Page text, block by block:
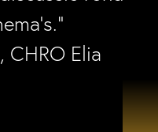
CHRO Elia